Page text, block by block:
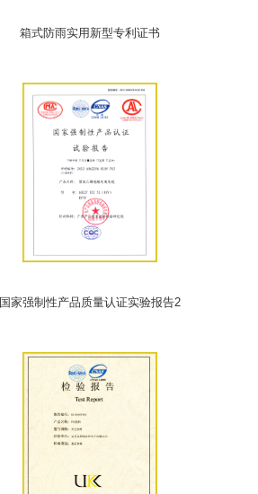
箱式防雨实用新型专利证书
国家强制性产品质量认证实验报告2